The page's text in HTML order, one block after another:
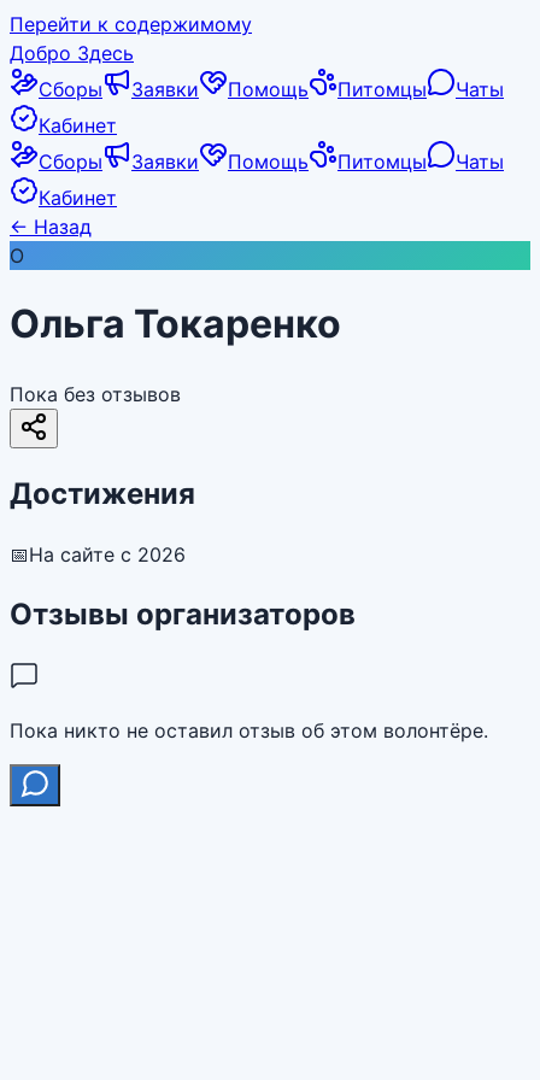
Перейти к содержимому
Добро Здесь
Сборы
Заявки Помощь Питомцы
Чаты
Кабинет
Сборы
Заявки Помощь Питомцы
Чаты
Кабинет
← Назад
О
Ольга Токаренко
Пока без отзывов
Достижения
📅На сайте с 2026
Отзывы организаторов
Пока никто не оставил отзыв об этом волонтёре.